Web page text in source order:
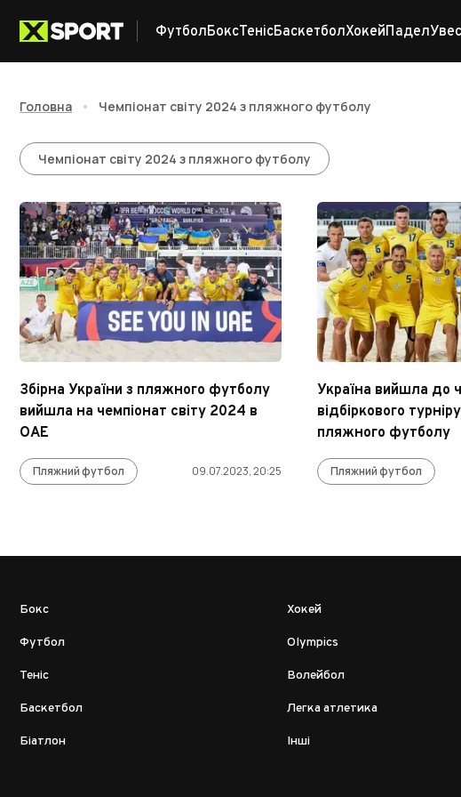
ФутболБоксТенісБаскетболХокейПадел
Головна • Чемпіонат світу 2024 з пляжного футболу
Чемпіонат світу 2024 з
Чемпіонат світу 2024 з пляжного футболу
Збірна України з пляжного футболу
вийшла на чемпіонат світу 2024 в
ОАЕ
Пляжний футбол 09.07.2023, 20:25
Україна вийшла до
відбіркового
пляжного футболу
Пляжний футбол
Бокс
Футбол
Теніс
Баскетбол
Біатлон
Хокей
Olympics
Волейбол
Легка атлетика
Інші